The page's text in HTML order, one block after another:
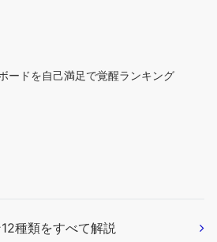
ードを自己満足で覚醒ランキング
種類をすべて解説